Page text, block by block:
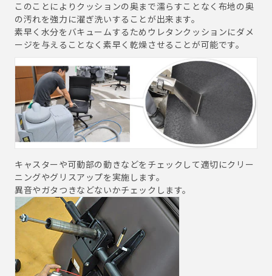
このことによりクッションの奥まで濡らすことなく布地の奥
の汚れを強力に濯ぎ洗いすることが出来ます。
素早く水分をバキュームするためウレタンクッションにダメ
ージを与えることなく素早く乾燥させることが可能です。
キャスターや可動部の動きなどをチェックして適切にクリー
ニングやグリスアップを実施します。
異音やガタつきなどないかチェックします。